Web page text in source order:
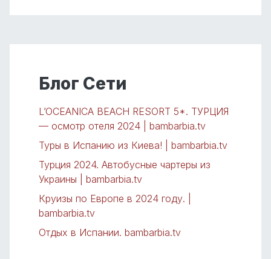
Блог Сети
L’OCEANICA BEACH RESORT 5*. ТУРЦИЯ
— осмотр отеля 2024 | bambarbia.tv
Туры в Испанию из Киева! | bambarbia.tv
Турция 2024. Автобусные чартеры из
Украины | bambarbia.tv
Круизы по Европе в 2024 году. |
bambarbia.tv
Отдых в Испании. bambarbia.tv